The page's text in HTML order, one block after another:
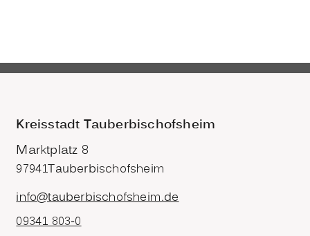
Kreisstadt Tauberbischofsheim
Marktplatz 8
97941Tauberbischofsheim
info@tauberbischofsheim.de
09341 803-0